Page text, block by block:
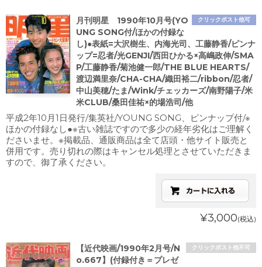
クリックポスト他可
月刊明星 1990年10月号(YO
UNG SONG付/ほかの付録な
し)●表紙=大沢樹生、内海光司、工藤静香/ピンナ
ップ=忍者/光GENJI/西田ひかる×高嶋政伸/SMA
P/工藤静香/菊池健一郎/THE BLUE HEARTS/
渡辺満里奈/CHA-CHA/織田裕二/ribbon/忍者/
中山美穂/たま/Wink/チェッカーズ/南野陽子/米
米CLUB/桑田佳祐×的場浩司/他
平成2年10月1日発行/集英社/YOUNG SONG、ピンナップ付/※
ほかの付録なし●※古い雑誌ですので多少の経年劣化はご理解く
ださいませ。※掲載品、通販商品は全て店頭・他サイト販売と
併用です。売り切れの際はキャンセル処理とさせていただきま
すので、御了承ください。
¥3,000(税込)
クリックポスト他不可
【近代映画/1990年2月号/N
o.667】(付録付き＝プレゼ